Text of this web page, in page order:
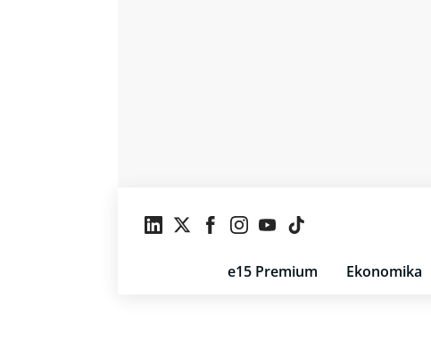
e15 Premium Ekonomika